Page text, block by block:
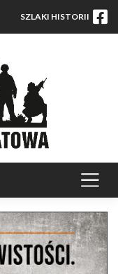
SZLAKI HISTORII